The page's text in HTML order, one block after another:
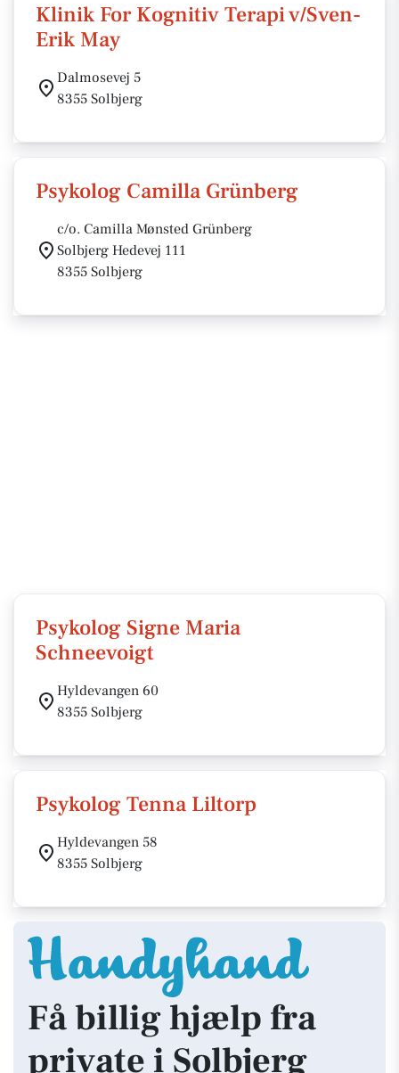
Klinik For Kognitiv Terapi v/Sven-
Erik May
Dalmosevej 5
8355 Solbjerg
Psykolog Camilla Grünberg
c/o. Camilla Mønsted Grünberg
Solbjerg Hedevej 111
8355 Solbjerg
Psykolog Signe Maria
Schneevoigt
Hyldevangen 60
8355 Solbjerg
Psykolog Tenna Liltorp
Hyldevangen 58
8355 Solbjerg
Få billig hjælp fra
private i Solbjerg